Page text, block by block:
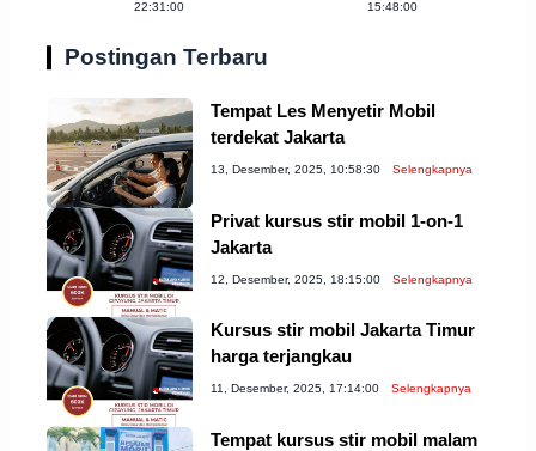
22:31:00
Dicoba
15:48:00
Postingan Terbaru
Tempat Les Menyetir Mobil
terdekat Jakarta
13, Desember, 2025, 10:58:30 Selengkapnya
Privat kursus stir mobil 1-on-1
Jakarta
12, Desember, 2025, 18:15:00 Selengkapnya
Kursus stir mobil Jakarta Timur
harga terjangkau
11, Desember, 2025, 17:14:00 Selengkapnya
Tempat kursus stir mobil malam